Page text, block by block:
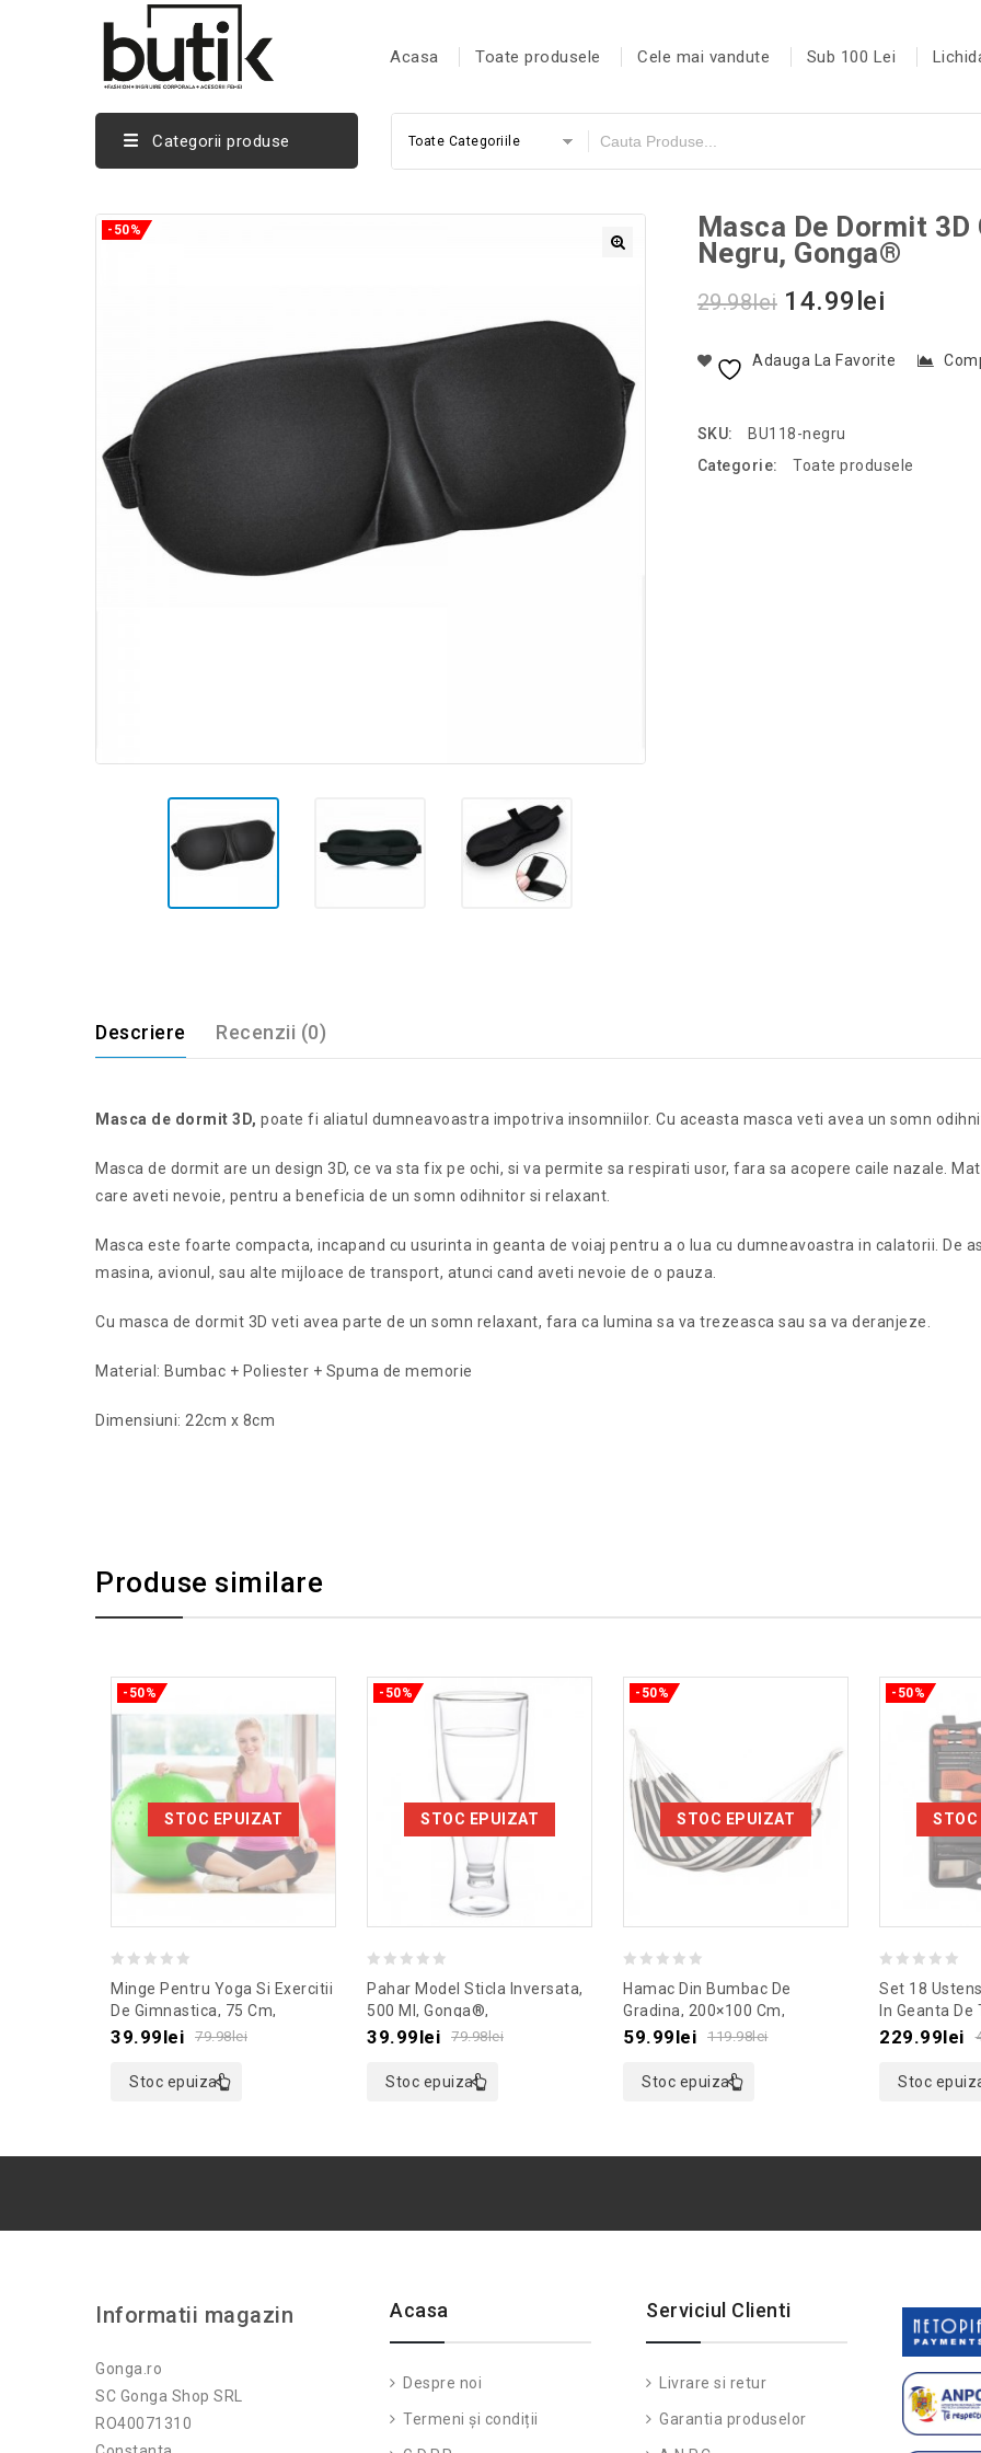
Acasa Toate produsele Cele mai vandute Sub 100 Lei
Categorii produse Toate Categoriile
-50%
Masca De Dormit 3D
Negru, Gonga®
29.98lei 14.99 lei
Adauga La Favorite
SKU:
BU118-negru
Categorie:
Toate produsele
Descriere Recenzii (0)
Masca de dormit 3D, poate fi aliatul dumneavoastra impotriva insomniilor. Cu aceasta masca veti avea un somn
Masca de dormit are un design 3D, ce va sta fix pe ochi, si va permite sa respirati usor, fara sa acopere caile nazale.
care aveti nevoie, pentru a beneficia de un somn odihnitor si relaxant.
Masca este foarte compacta, incapand cu usurinta in geanta de voiaj pentru a o lua cu dumneavoastra in calatorii. De
masina, avionul, sau alte mijloace de transport, atunci cand aveti nevoie de o pauza.
Cu masca de dormit 3D veti avea parte de un somn relaxant, fara ca lumina sa va trezeasca sau sa va deranjeze.
Material: Bumbac + Poliester + Spuma de memorie
Dimensiuni: 22cm x 8cm
Produse similare
STOC EPUIZAT
-50%
out
of
Minge Pentru Yoga Si Exercitii
De Gimnastica, 75 Cm,
Gonga®, Culoaremodel Verde
79.98lei
39.99lei
Stoc epuizat
STOC EPUIZAT
-50%
out
of
Pahar Model Sticla Inversata,
500 Ml, Gonga®,
Culoaremodel Transparent
79.98lei
39.99lei
Stoc epuizat
STOC EPUIZAT
-50%
out
of
Hamac Din Bumbac De
Gradina, 200×100 Cm,
Culoaremodel Alb/Negru
119.98lei
59.99lei
Stoc epuizat
-50%
out
of
Set 18
In Geanta De
Gonga®,
229.99lei
Stoc
Informatii magazin
Gonga.ro
SC Gonga Shop SRL
RO40071310
Acasa
Despre noi
Termeni și condiții
Serviciul Clienti
Livrare si retur
Garantia produselor